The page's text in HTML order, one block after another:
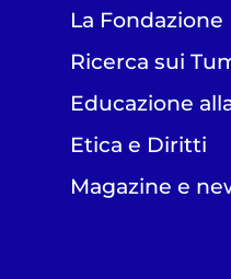
La Fondazione
Ricerca sui
Educazione
Etica e Diritti
Magazine e